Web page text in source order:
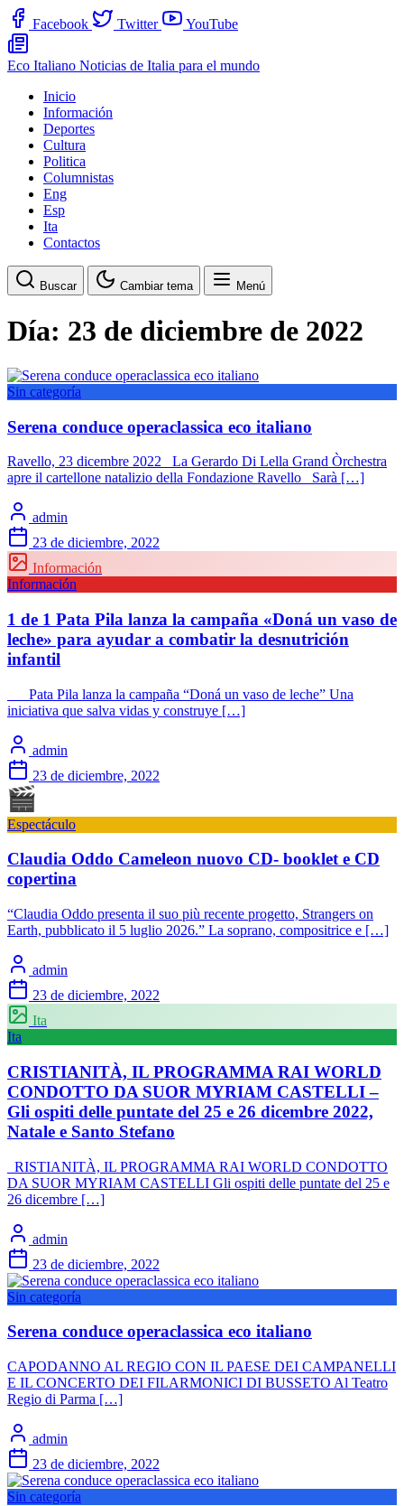
Facebook Twitter YouTube
Eco Italiano Noticias de Italia para el mundo
Inicio
Información
Deportes
Cultura
Politica
Columnistas
Eng
Esp
Ita
Contactos
Buscar Cambiar tema Menú
Día: 23 de diciembre de 2022
Sin categoría
Serena conduce operaclassica eco italiano
Ravello, 23 dicembre 2022 La Gerardo Di Lella Grand Òrchestra
apre il cartellone natalizio della Fondazione Ravello Sarà […]
admin
23 de diciembre, 2022
Información
Información
1 de 1 Pata Pila lanza la campaña «Doná un vaso de
leche» para ayudar a combatir la desnutrición
infantil
Pata Pila lanza la campaña “Doná un vaso de leche” Una
iniciativa que salva vidas y construye […]
admin
23 de diciembre, 2022
Espectáculo
Claudia Oddo Cameleon nuovo CD- booklet e CD
copertina
“Claudia Oddo presenta il suo più recente progetto, Strangers on
Earth, pubblicato il 5 luglio 2026.” La soprano, compositrice e […]
admin
23 de diciembre, 2022
Ita
Ita
CRISTIANITÀ, IL PROGRAMMA RAI WORLD
CONDOTTO DA SUOR MYRIAM CASTELLI –
Gli ospiti delle puntate del 25 e 26 dicembre 2022,
Natale e Santo Stefano
RISTIANITÀ, IL PROGRAMMA RAI WORLD CONDOTTO
DA SUOR MYRIAM CASTELLI Gli ospiti delle puntate del 25 e
26 dicembre […]
admin
23 de diciembre, 2022
Sin categoría
Serena conduce operaclassica eco italiano
CAPODANNO AL REGIO CON IL PAESE DEI CAMPANELLI
E IL CONCERTO DEI FILARMONICI DI BUSSETO Al Teatro
Regio di Parma […]
admin
23 de diciembre, 2022
Sin categoría